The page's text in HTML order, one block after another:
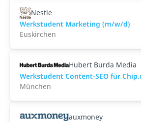
Nestle
Werkstudent Marketing (m/w/d)
Euskirchen
Hubert Burda Media
Werkstudent Content-SEO für
München
auxmoney